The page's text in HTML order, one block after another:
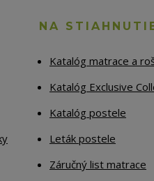
NA
Katalóg matrace a
Katalóg Exclusive
Katalóg postele
Leták postele
Záručný list matrace